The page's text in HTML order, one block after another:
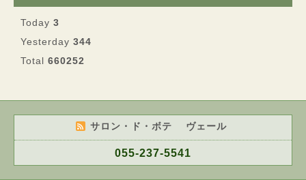
Today 3
Yesterday 344
Total 660252
サロン・ド・ボテ ヴェール
055-237-5541